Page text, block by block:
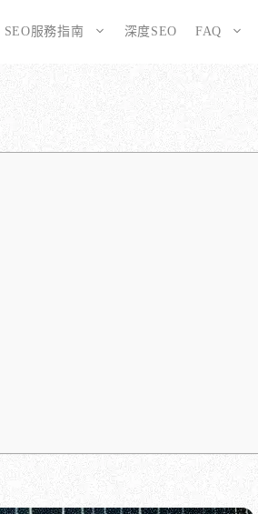
SEO服務指南
為SEO而生的網站
選擇CMS或客製化網站：為您的打造完美
深度SEO FAQ
大奧資訊的網站架設服務
如何確保網站符合 SEO 標